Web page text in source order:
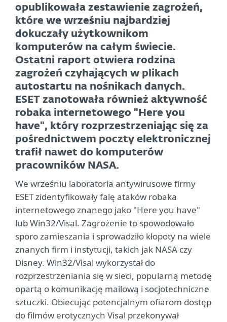
opublikowała zestawienie zagrożeń,
które we wrześniu najbardziej
dokuczały użytkownikom
komputerów na całym świecie.
Ostatni raport otwiera rodzina
zagrożeń czyhających w plikach
autostartu na nośnikach danych.
ESET zanotowała również aktywność
robaka internetowego "Here you
have", który rozprzestrzeniając się za
pośrednictwem poczty elektronicznej
trafił nawet do komputerów
pracowników NASA.
We wrześniu laboratoria antywirusowe firmy
ESET zidentyfikowały falę ataków robaka
internetowego znanego jako "Here you have"
lub Win32/Visal. Zagrożenie to spowodowało
sporo zamieszania i sprowadziło kłopoty na wiele
znanych firm i instytucji, takich jak NASA czy
Disney. Win32/Visal wykorzystał do
rozprzestrzeniania się w sieci, popularną metodę
opartą o komunikację mailową i socjotechniczne
sztuczki. Obiecując potencjalnym ofiarom dostęp
do filmów erotycznych Visal przekonywał